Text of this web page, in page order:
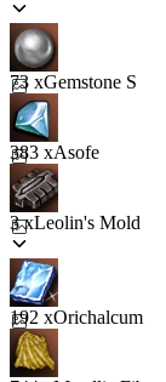
73 xGemstone S
383 xAsofe
3 xLeolin's Mold
192 xOrichalcum